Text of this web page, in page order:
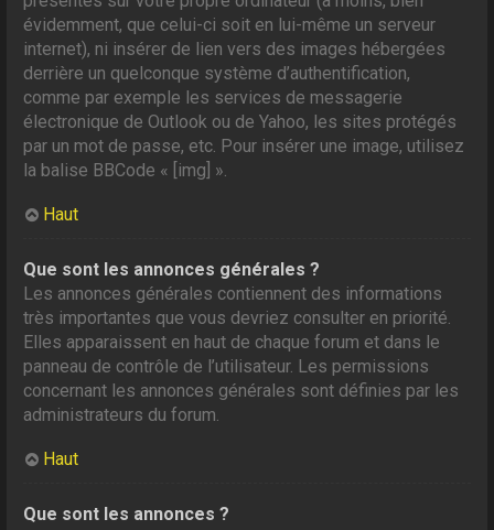
évidemment, que celui-ci soit en lui-même un serveur
internet), ni insérer de lien vers des images hébergées
derrière un quelconque système d’authentification,
comme par exemple les services de messagerie
électronique de Outlook ou de Yahoo, les sites protégés
par un mot de passe, etc. Pour insérer une image, utilisez
la balise BBCode « [img] ».
Haut
Que sont les annonces générales ?
Les annonces générales contiennent des informations
très importantes que vous devriez consulter en priorité.
Elles apparaissent en haut de chaque forum et dans le
panneau de contrôle de l’utilisateur. Les permissions
concernant les annonces générales sont définies par les
administrateurs du forum.
Haut
Que sont les annonces ?